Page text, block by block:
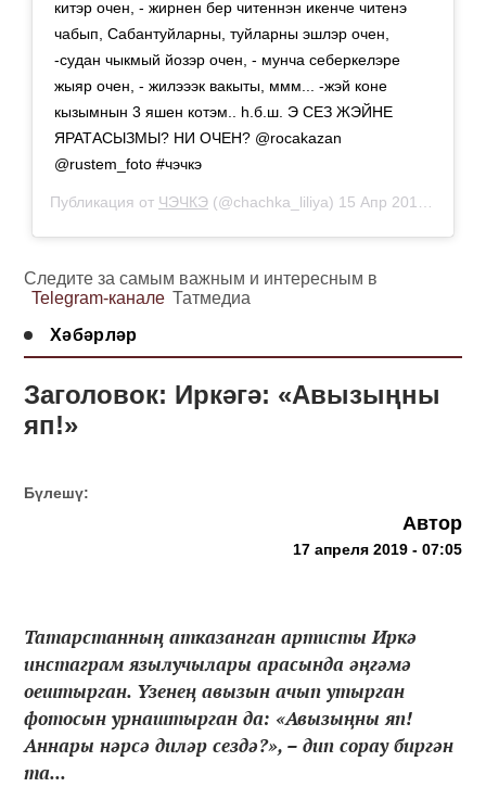
китэр очен, - жирнен бер читеннэн икенче читенэ
чабып, Сабантуйларны, туйларны эшлэр очен,
-судан чыкмый йозэр очен, - мунча себеркелэре
жыяр очен, - жилэээк вакыты, ммм... -жэй коне
кызымнын 3 яшен котэм.. h.б.ш. Э СЕЗ ЖЭЙНЕ
ЯРАТАСЫЗМЫ? НИ ОЧЕН? @rocakazan
@rustem_foto #чэчкэ
Публикация от ЧЭЧКЭ (@chachka_liliya) 15 Апр 2019 в 11:20 PDT
Следите за самым важным и интересным в
Telegram-канале Татмедиа
Хәбәрләр
Заголовок: Иркәгә: «Авызыңны
яп!»
Бүлешү:
Автор
17 апреля 2019 - 07:05
Татарстанның атказанган артисты Иркә
инстаграм язылучылары арасында әңгәмә
оештырган. Үзенең авызын ачып утырган
фотосын урнаштырган да: «Авызыңны яп!
Аннары нәрсә диләр сездә?», – дип сорау биргән
та...